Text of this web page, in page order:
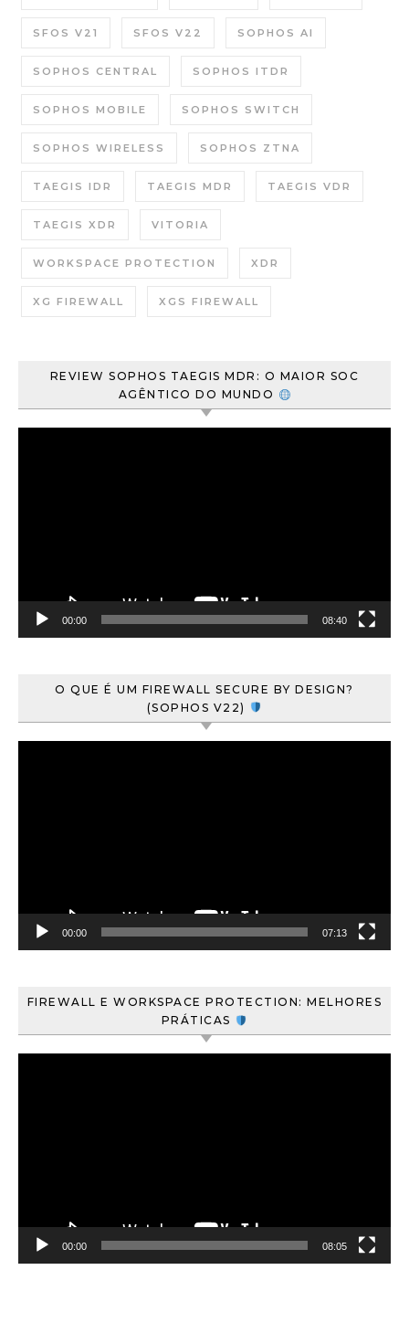
SFOS V21 SFOS V22 SOPHOS AI
SOPHOS CENTRAL SOPHOS ITDR
SOPHOS MOBILE SOPHOS SWITCH
SOPHOS WIRELESS SOPHOS ZTNA
TAEGIS IDR TAEGIS MDR TAEGIS VDR
TAEGIS XDR VITORIA
WORKSPACE PROTECTION XDR
XG FIREWALL XGS FIREWALL
REVIEW SOPHOS TAEGIS MDR: O MAIOR SOC
AGÊNTICO DO MUNDO
00:00 08:40
O QUE É UM FIREWALL SECURE BY DESIGN?
(SOPHOS V22)
00:00 07:13
FIREWALL E WORKSPACE PROTECTION: MELHORES
PRÁTICAS
00:00 08:05